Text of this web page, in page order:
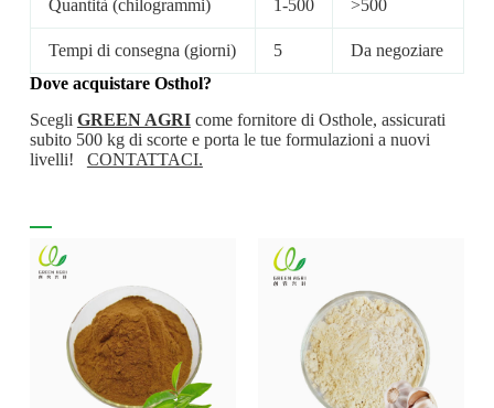
Quantità (chilogrammi) 1-500 >500
Tempi di consegna (giorni) 5
Da negoziare
Dove acquistareOsthol?
Scegli GREEN AGRIcome fornitore di Osthole, assicurati
subito 500 kg di scorte e porta le tue formulazioni a nuovi
livelli! CONTATTACI.